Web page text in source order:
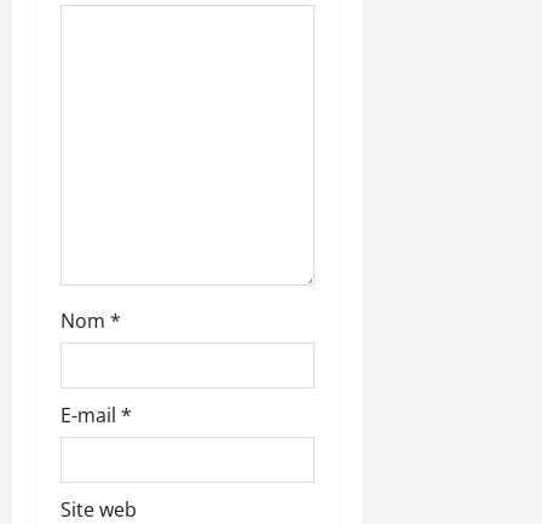
e
Nom *
E-mail *
Site web